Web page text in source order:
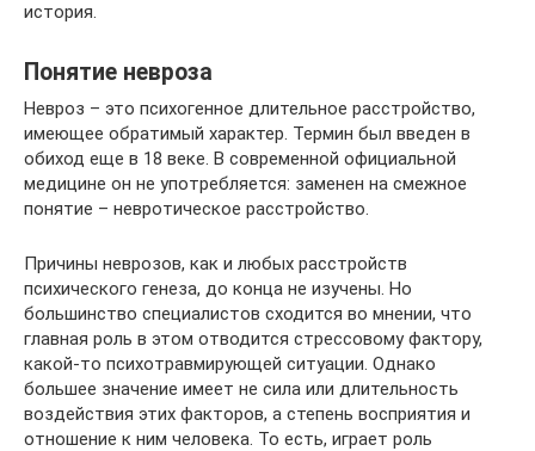
история.
Понятие невроза
Невроз – это психогенное длительное расстройство,
имеющее обратимый характер. Термин был введен в
обиход еще в 18 веке. В современной официальной
медицине он не употребляется: заменен на смежное
понятие – невротическое расстройство.
Причины неврозов, как и любых расстройств
психического генеза, до конца не изучены. Но
большинство специалистов сходится во мнении, что
главная роль в этом отводится стрессовому фактору,
какой-то психотравмирующей ситуации. Однако
большее значение имеет не сила или длительность
воздействия этих факторов, а степень восприятия и
отношение к ним человека. То есть, играет роль